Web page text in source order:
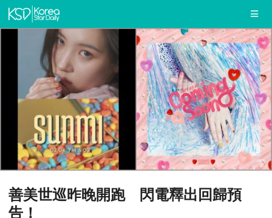
善美世巡昨晚開跑 閃電釋出回歸預
告！